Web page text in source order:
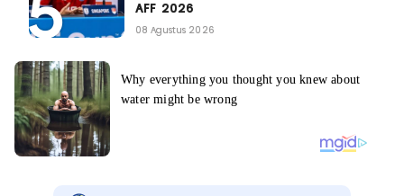
AFF 2026
08 Agustus 2026